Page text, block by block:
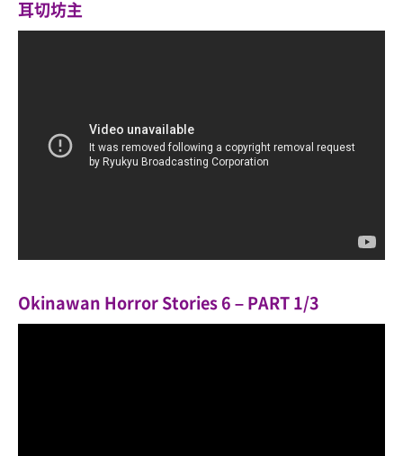
耳切坊主
Okinawan Horror Stories 6 – PART 1/3